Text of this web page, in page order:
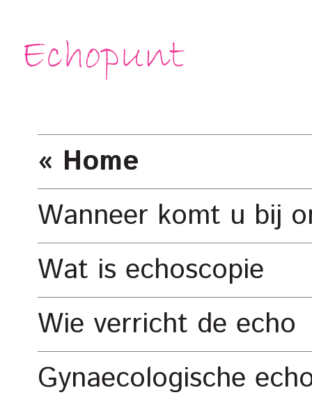
« Home
Wanneer komt u bij
Wat is echoscopie
Wie verricht de echo
Gynaecologische